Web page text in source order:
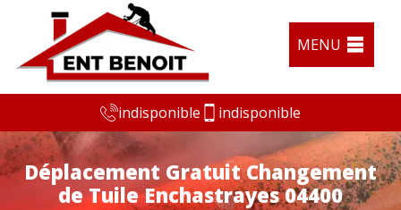
MENU
indisponible indisponible
Déplacement Gratuit Changement
de Tuile Enchastrayes 04400